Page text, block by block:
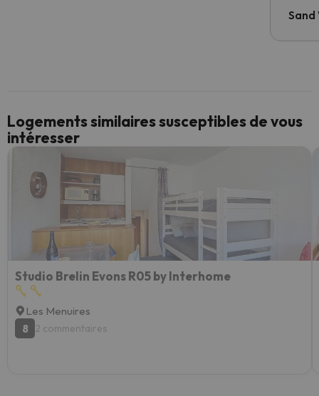
Sand
Logements similaires susceptibles de vous
intéresser
Studio Brelin Evons R05 by Interhome
Les Menuires
8
2 commentaires